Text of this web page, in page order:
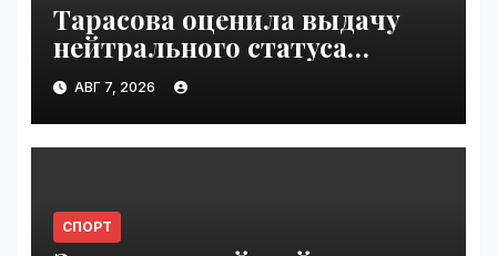
Тарасова оценила выдачу
нейтрального статуса
Валиевой и Трусовой |
VseTime.ru
АВГ 7, 2026
СПОРТ